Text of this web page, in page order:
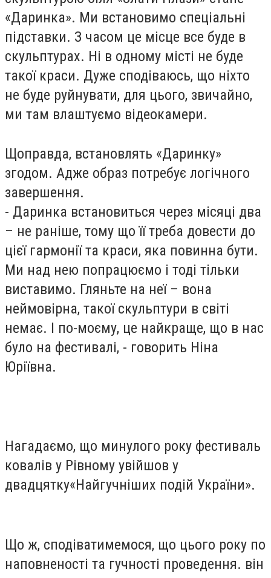
«Даринка». Ми встановимо спеціальні
підставки. З часом це місце все буде в
скульптурах. Ні в одному місті не буде
такої краси. Дуже сподіваюсь, що ніхто
не буде руйнувати, для цього, звичайно,
ми там влаштуємо відеокамери.
Щоправда, встановлять «Даринку»
згодом. Адже образ потребує логічного
завершення.
- Даринка встановиться через місяці два
– не раніше, тому що її треба довести до
цієї гармонії та краси, яка повинна бути.
Ми над нею попрацюємо і тоді тільки
виставимо. Гляньте на неї – вона
неймовірна, такої скульптури в світі
немає. І по-моєму, це найкраще, що в нас
було на фестивалі, - говорить Ніна
Юріївна.
Нагадаємо, що минулого року фестиваль
ковалів у Рівному увійшов у
двадцятку«Найгучніших подій України».
Що ж, сподіватимемося, що цього року по
наповненості та гучності проведення. він